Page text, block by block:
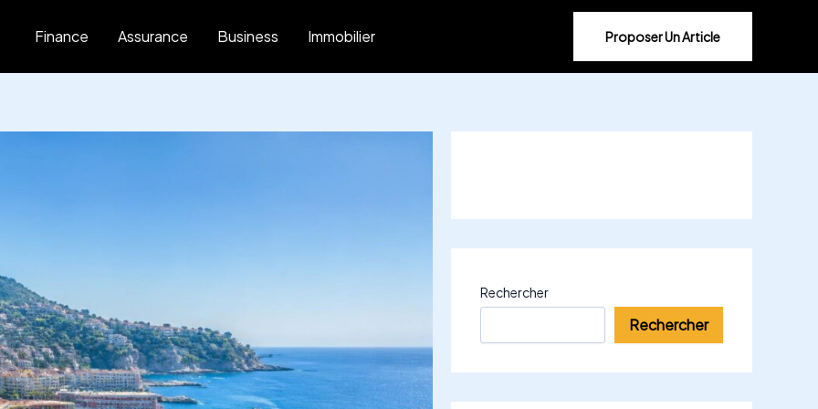
Finance Assurance Business Immobilier Proposer Un Article
Rechercher
Rechercher